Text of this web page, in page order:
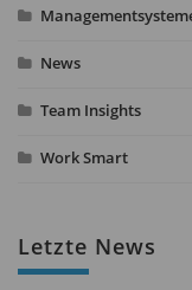
News
Team Insights
Work Smart
Letzte News